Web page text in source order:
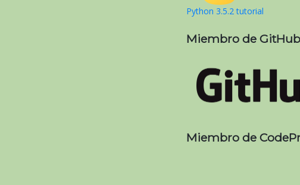
Python 3.5.2 tutorial
Miembro de
Miembro de